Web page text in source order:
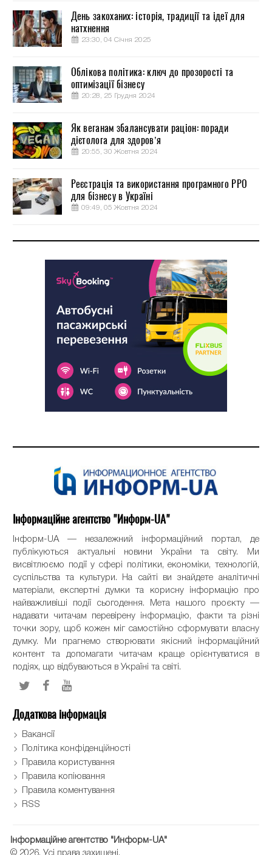
День закоханих: історія, традиції та ідеї для
натхнення
23:30, 04 Січня 2025
Облікова політика: ключ до прозорості та
оптимізації бізнесу
20:28, 25 Грудня 2024
Як веганам збалансувати раціон: поради
дієтолога для здоров’я
20:55, 30 Жовтня 2024
Реєстрація та використання програмного РРО
для бізнесу в Україні
09:49, 05 Жовтня 2024
Інформаційне агентство "Информ-UA"
Інформ-UA — незалежний інформаційний портал, де
публікуються актуальні новини України та світу. Ми
висвітлюємо події у сфері політики, економіки, технологій,
суспільства та культури. На сайті ви знайдете аналітичні
матеріали, експертні думки та корисну інформацію про
найважливіші події сьогодення. Мета нашого проєкту —
надавати читачам перевірену інформацію, факти та різні
точки зору, щоб кожен міг самостійно сформувати власну
думку. Ми прагнемо створювати якісний інформаційний
контент та допомагати читачам краще орієнтуватися в
подіях, що відбуваються в Україні та світі.
Додаткова інформація
Вакансії
Політика конфіденційності
Правила користування
Правила копіювання
Правила коментування
RSS
Інформаційне агентство "Информ-UA"
© 2026. Усі права захищені.